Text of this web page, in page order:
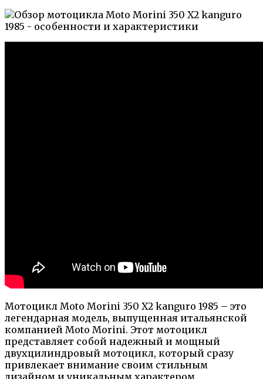
Мотоцикл Moto Morini 350 X2 kanguro 1985 – это
легендарная модель, выпущенная итальянской
компанией Moto Morini. Этот мотоцикл
представляет собой надежный и мощный
двухцилиндровый мотоцикл, который сразу
привлекает внимание своим стильным
дизайном и уникальным характером.